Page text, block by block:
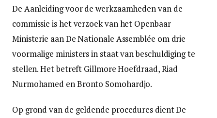
De Aanleiding voor de werkzaamheden van de
commissie is het verzoek van het Openbaar
Ministerie aan De Nationale Assemblée om drie
voormalige ministers in staat van beschuldiging te
stellen. Het betreft Gillmore Hoefdraad, Riad
Nurmohamed en Bronto Somohardjo.
Op grond van de geldende procedures dient De